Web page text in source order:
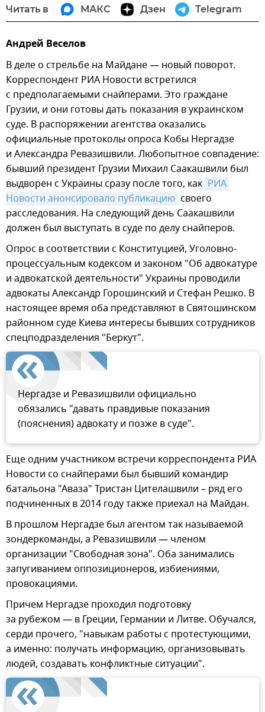
Читать в МАКС Дзен Telegram
Андрей Веселов
В деле о стрельбе на Майдане — новый поворот.
Корреспондент РИА Новости встретился
с предполагаемыми снайперами. Это граждане
Грузии, и они готовы дать показания в украинском
суде. В распоряжении агентства оказались
официальные протоколы опроса Кобы Нергадзе
и Александра Ревазишвили. Любопытное совпадение:
бывший президент Грузии Михаил Саакашвили был
выдворен с Украины сразу после того, как РИА
Новости анонсировало публикацию своего
расследования. На следующий день Саакашвили
должен был выступать в суде по делу снайперов.
Опрос в соответствии с Конституцией, Уголовно-
процессуальным кодексом и законом "Об адвокатуре
и адвокатской деятельности" Украины проводили
адвокаты Александр Горошинский и Стефан Решко. В
настоящее время оба представляют в Святошинском
районном суде Киева интересы бывших сотрудников
спецподразделения "Беркут".
Нергадзе и Ревазишвили официально
обязались "давать правдивые показания
(пояснения) адвокату и позже в суде".
Еще одним участником встречи корреспондента РИА
Новости со снайперами был бывший командир
батальона "Аваза" Тристан Цителашвили – ряд его
подчиненных в 2014 году также приехал на Майдан.
В прошлом Нергадзе был агентом так называемой
зондеркоманды, а Ревазишвили — членом
организации "Свободная зона". Оба занимались
запугиванием оппозиционеров, избиениями,
провокациями.
Причем Нергадзе проходил подготовку
за рубежом — в Греции, Германии и Литве. Обучался,
серди прочего, "навыкам работы с протестующими,
а именно: получать информацию, организовывать
людей, создавать конфликтные ситуации".